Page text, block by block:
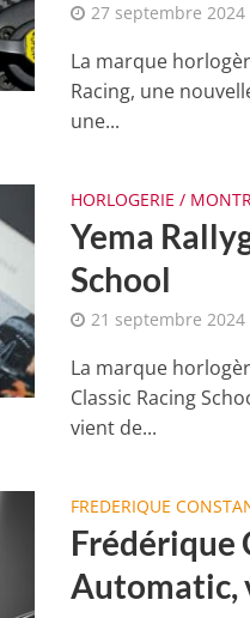
27 septembre 2024
La marque
Racing, une
une...
HORLOGERIE /
Yema
School
21 septembre 2024
La marque
Classic Racing
vient de...
FREDERIQUE
Frédérique
Automatic,